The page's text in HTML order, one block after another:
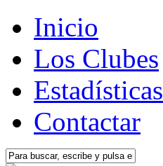
Inicio
Los Clubes
Estadísticas
Contactar